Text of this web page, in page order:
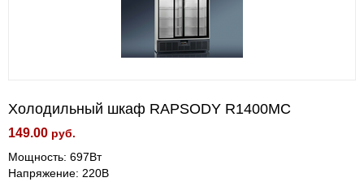
Холодильный шкаф RAPSODY R1400МС
149.00 руб.
Мощность: 697Вт
Напряжение: 220В